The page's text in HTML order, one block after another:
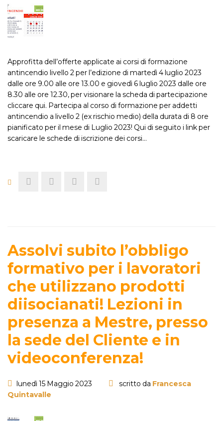
Approfitta dell’offerte applicate ai corsi di formazione
antincendio livello 2 per l’edizione di martedì 4 luglio 2023
dalle ore 9.00 alle ore 13.00 e giovedì 6 luglio 2023 dalle ore
8.30 alle ore 12.30, per visionare la scheda di partecipazione
cliccare qui. Partecipa al corso di formazione per addetti
antincendio a livello 2 (ex rischio medio) della durata di 8 ore
pianificato per il mese di Luglio 2023! Qui di seguito i link per
scaricare le schede di iscrizione dei corsi…
Assolvi subito l’obbligo
formativo per i lavoratori
che utilizzano prodotti
diisocianati! Lezioni in
presenza a Mestre, presso
la sede del Cliente e in
videoconferenza!
lunedì 15 Maggio 2023 scritto da Francesca
Quintavalle